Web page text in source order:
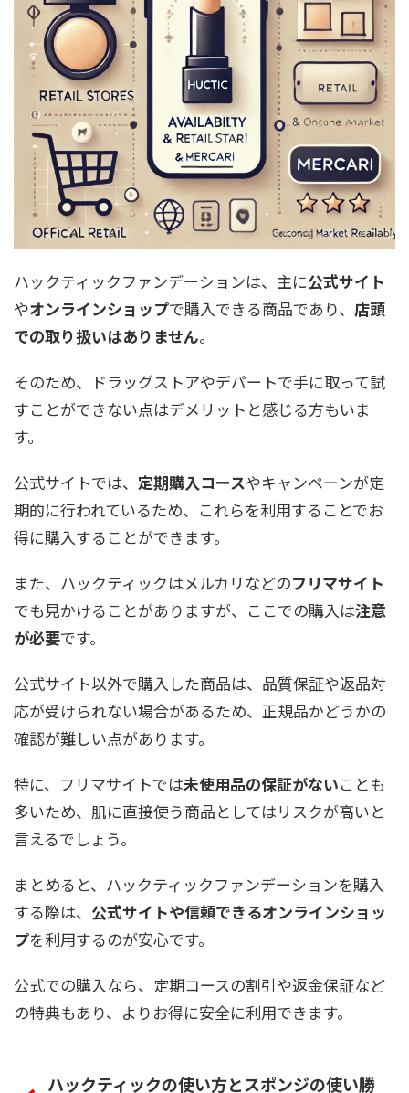
ハックティックファンデーションは、主に公式サイト
やオンラインショップで購入できる商品であり、 店頭
での取り扱いはありません。
そのため、ドラッグストアやデパートで手に取って試
すことができない点はデメリットと感じる方もいま
す。
公式サイトでは、 定期購入コースやキャンペーンが定
期的に行われているため、これらを利用することでお
得に購入することができます。
また、ハックティックはメルカリなどのフリマサイト
でも見かけることがありますが、ここでの購入は注意
が必要です。
公式サイト以外で購入した商品は、品質保証や返品対
応が受けられない場合があるため、正規品かどうかの
確認が難しい点があります。
特に、フリマサイトでは未使用品の保証がないことも
多いため、肌に直接使う商品としてはリスクが高いと
言えるでしょう。
まとめると、ハックティックファンデーションを購入
する際は、 公式サイトや信頼できるオンラインショッ
プを利用するのが安心です。
公式での購入なら、定期コースの割引や返金保証など
の特典もあり、よりお得に安全に利用できます。
ハックティックの使い方とスポンジの使い勝